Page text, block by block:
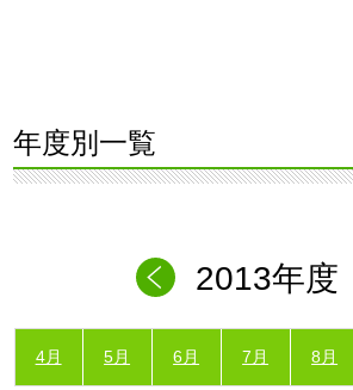
年度別一覧
2013年度
4月 5月 6月 7月 8月